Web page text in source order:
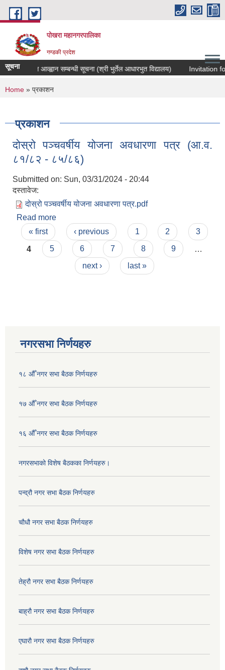
Skip to main content
पोखरा महानगरपालिका
गण्डकी प्रदेश
सूचना
दरखास्त आव्ह्वान सम्बन्धी सूचना (श्री भुर्तेल आधारभुत विद्यालय) Invitation
You are here
Home » प्रकाशन
प्रकाशन
दोस्रो पञ्चवर्षीय योजना अवधारणा पत्र (आ.व.
८१/८२ - ८५/८६)
Submitted on: Sun, 03/31/2024 - 20:44
दस्तावेज:
दोस्रो पञ्चवर्षीय योजना अवधारणा पत्र.pdf
Read more
८१/८२ - ८५/८६)
Pages
« first ‹ previous 1 2
3
4
5 6 7 8 9
next ›
last »
नगरसभा निर्णयहरु
१८ औँ नगर सभा बैठक निर्णयहरु
१७ औँ नगर सभा बैठक निर्णयहरु
१६ औँ नगर सभा बैठक निर्णयहरु
नगरसभाको विशेष बैठकका निर्णयहरु।
पन्द्रौ नगर सभा बैठक निर्णयहरु
चौधौ नगर सभा बैठक निर्णयहरु
विशेष नगर सभा बैठक निर्णयहरु
तेह्रौ नगर सभा बैठक निर्णयहरु
बाह्रौ नगर सभा बैठक निर्णयहरु
एघारौ नगर सभा बैठक निर्णयहरु